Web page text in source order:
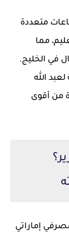
متعددة
مما
في الخليج.
الله
من أقوى
إماراتي